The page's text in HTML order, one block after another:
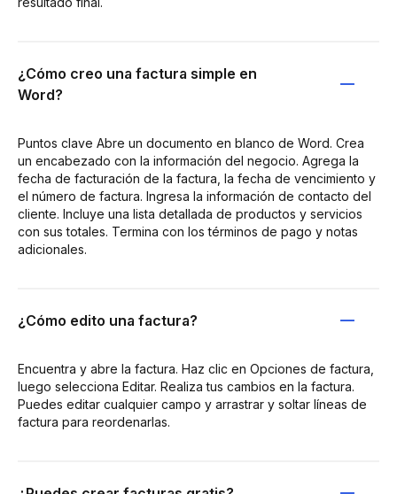
¿Cómo creo una factura simple en
Word?
Puntos clave Abre un documento en blanco de Word. Crea
un encabezado con la información del negocio. Agrega la
fecha de facturación de la factura, la fecha de vencimiento y
el número de factura. Ingresa la información de contacto del
cliente. Incluye una lista detallada de productos y servicios
con sus totales. Termina con los términos de pago y notas
adicionales.
¿Cómo edito una factura?
Encuentra y abre la factura. Haz clic en Opciones de factura,
luego selecciona Editar. Realiza tus cambios en la factura.
Puedes editar cualquier campo y arrastrar y soltar líneas de
factura para reordenarlas.